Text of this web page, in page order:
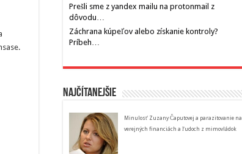
Prešli sme z yandex mailu na protonmail z
dôvodu…
Záchrana kúpeľov alebo získanie kontroly?
Príbeh…
Najčítanejšie
Minulosť Zuzany Čaputovej a parazitovanie na
verejných financiách a ľudoch z mimovládok